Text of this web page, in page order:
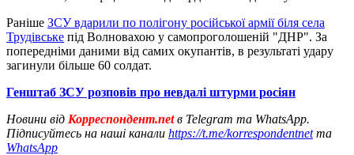
Раніше ЗСУ вдарили по полігону російської армії біля села
Трудівське під Волновахою у самопроголошеній "ДНР". За
попередніми даними від самих окупантів, в результаті удару
загинули більше 60 солдат.
Генштаб ЗСУ розповів про невдалі штурми росіян
Новини від Корреспондент.netв Telegram та WhatsApp.
Підписуйтесь на наші канали https://t.me/korrespondentnetта
WhatsApp